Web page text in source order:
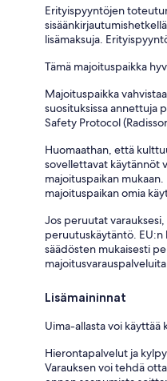
Erityispyyntöjen
lisämaksuja.
Tämä majoituspaikka
Majoituspaikka
suosituksissa annettuja
Safety Protocol
Huomaathan, että
sovellettavat käytännöt
majoituspaikan
majoituspaikan omia
Jos peruutat
peruutuskäytäntö. EU:n
säädösten mukaisesti
Lisämaininnat
Uima-allasta voi käyttää
Hierontapalvelut ja
Varauksen voi tehdä